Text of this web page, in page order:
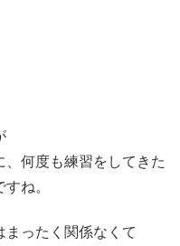
何度も練習をしてきた
ね。
ったく関係なくて